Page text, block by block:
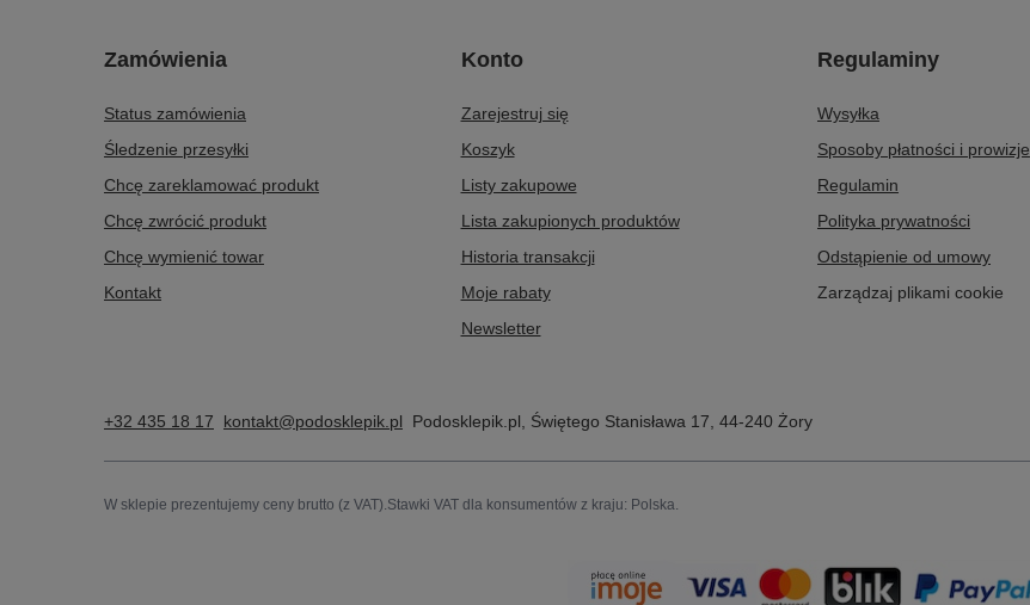
Zamówienia
Status zamówienia
Śledzenie przesyłki
Chcę zareklamować produkt
Chcę zwrócić produkt
Chcę wymienić towar
Kontakt
Konto
Zarejestruj się
Koszyk
Listy zakupowe
Lista zakupionych produktów
Historia transakcji
Moje rabaty
Newsletter
Regulaminy
Wysyłka
Sposoby płatności i prowizje
Regulamin
Polityka prywatności
Odstąpienie od umowy
Zarządzaj plikami cookie
+32 435 18 17 kontakt@podosklepik.pl Podosklepik.pl Świętego Stanisława 17 44-240 Żory
W sklepie prezentujemy ceny brutto (z VAT). Stawki VAT dla konsumentów z kraju: Polska